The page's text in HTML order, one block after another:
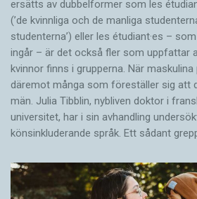
och få vård av en läkare – en
– När han undersökte henne
hon hade bihåleinflammation.
Lars-Olof Larsson efterlyser
eftersom det tar längre tid att
Den tiden behövs för att han
ordentligt.
ersätts av dubbel­former som les
(’de kvinnliga och de manliga
studenterna’) eller les étudiant·es –
ingår – är det också fler som uppfattar
kvinnor finns i grupperna. När
där­emot många som föreställer sig att
män. Julia Tibblin, nybliven doktor i
universitet, har i sin avhandling
könsinkluderande språk. Ett sådant